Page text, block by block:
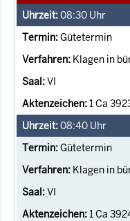
08:30 Uhr
Gütetermin
Klagen in
VI
1 Ca
08:40 Uhr
Gütetermin
Klagen in
VI
1 Ca